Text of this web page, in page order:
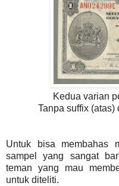
Kedua varian
Tanpa suffix
Untuk bisa membahas
sampel yang sangat
teman yang mau
untuk diteliti.